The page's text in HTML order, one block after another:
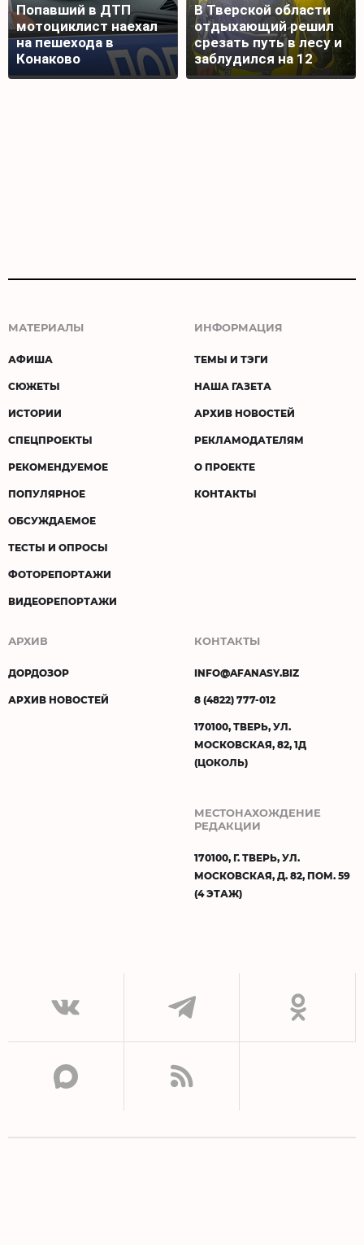
Попавший в ДТП
мотоциклист наехал
на пешехода в
Конаково
В Тверской области
отдыхающий решил
срезать путь в лесу и
заблудился на 12
часов
МАТЕРИАЛЫ
АФИША
СЮЖЕТЫ
ИСТОРИИ
СПЕЦПРОЕКТЫ
РЕКОМЕНДУЕМОЕ
ПОПУЛЯРНОЕ
ОБСУЖДАЕМОЕ
ТЕСТЫ И ОПРОСЫ
ФОТОРЕПОРТАЖИ
ВИДЕОРЕПОРТАЖИ
ИНФОРМАЦИЯ
ТЕМЫ И ТЭГИ
НАША ГАЗЕТА
АРХИВ НОВОСТЕЙ
РЕКЛАМОДАТЕЛЯМ
О ПРОЕКТЕ
КОНТАКТЫ
АРХИВ
ДОРДОЗОР
АРХИВ НОВОСТЕЙ
КОНТАКТЫ
INFO@AFANASY.BIZ
8 (4822) 777-012
170100, ТВЕРЬ, УЛ.
МОСКОВСКАЯ, 82, 1Д
(ЦОКОЛЬ)
МЕСТОНАХОЖДЕНИЕ
РЕДАКЦИИ
170100, Г. ТВЕРЬ, УЛ.
МОСКОВСКАЯ, Д. 82, ПОМ. 59
(4 ЭТАЖ)